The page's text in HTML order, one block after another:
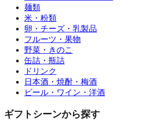
麺類
米・粉類
卵・チーズ・乳製品
フルーツ・果物
野菜・きのこ
缶詰・瓶詰
ドリンク
日本酒・焼酎・梅酒
ビール・ワイン・洋酒
ギフトシーンから探す